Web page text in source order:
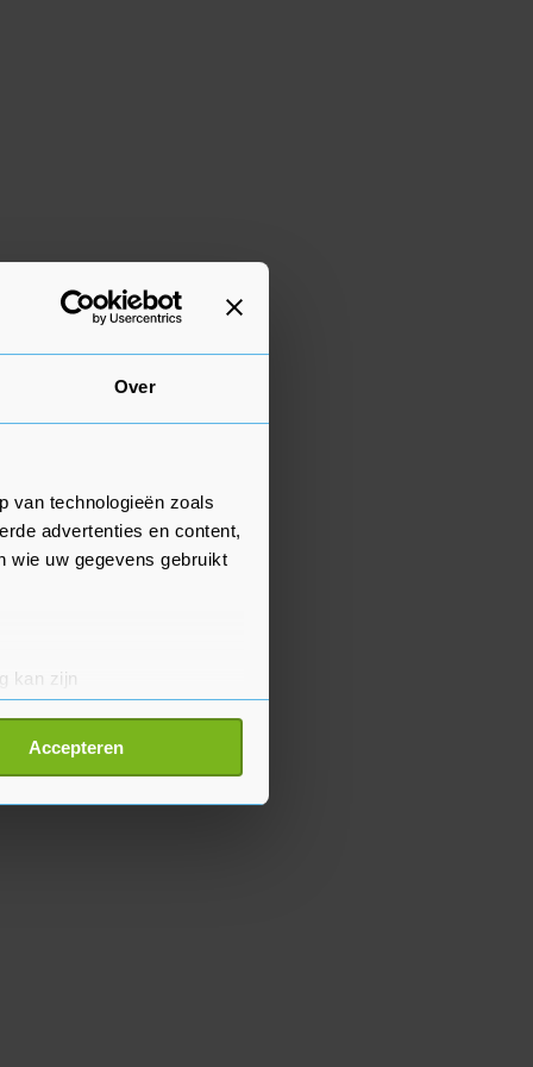
Over
van technologieën zoals
advertenties en content,
wie uw gegevens gebruikt
kan zijn
detailgedeelte
cookiepagina kun je
Accepteren